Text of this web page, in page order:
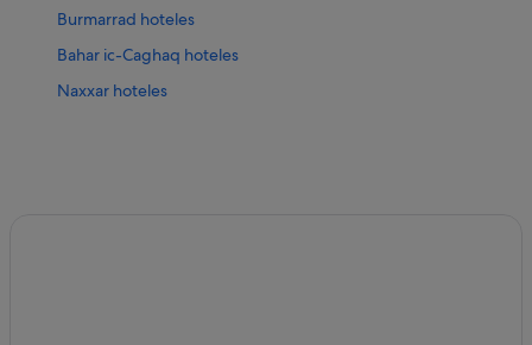
Burmarrad hoteles
Bahar ic-Caghaq hoteles
Naxxar hoteles